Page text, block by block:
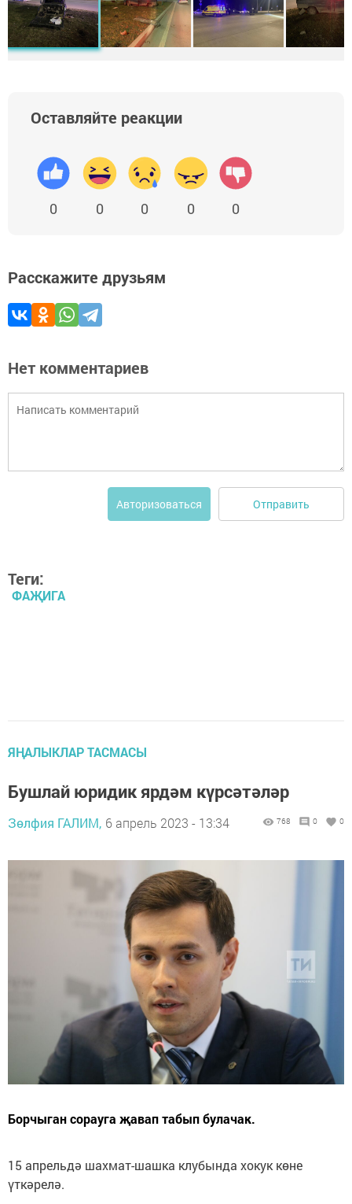
Оставляйте реакции
0 0 0 0 0
Расскажите друзьям
Нет комментариев
Авторизоваться Отправить
Теги:
ФАҖИГА
ЯҢАЛЫКЛАР ТАСМАСЫ
Бушлай юридик ярдәм күрсәтәләр
Зөлфия ГАЛИМ, 6 апрель 2023 - 13:34 768 0 0
Борчыган сорауга җавап табып булачак.
15 апрельдә шахмат-шашка клубында хокук көне
үткәрелә.